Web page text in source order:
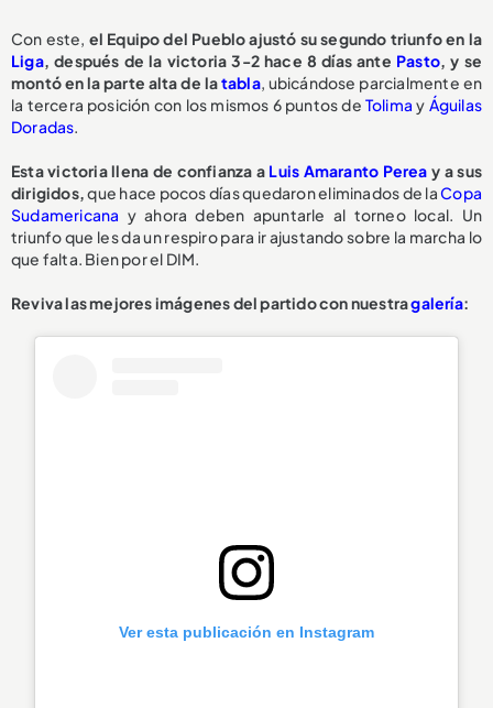
Con este, el Equipo del Pueblo ajustó su segundo triunfo en la
Liga, después de la victoria 3-2 hace 8 días ante Pasto, y se
montó en la parte alta de latabla, ubicándose parcialmente en
la tercera posición con los mismos 6 puntos de Tolimay Águilas
Doradas.
Esta victoria llena de confianza a Luis Amaranto Perea y a sus
dirigidos,que hace pocos días quedaron eliminados de laCopa
Sudamericana y ahora deben apuntarle al torneo local. Un
triunfo que les da un respiro para ir ajustando sobre la marcha lo
que falta. Bien por el DIM.
Reviva las mejores imágenes del partido con nuestragalería:
Ver esta publicación en Instagram